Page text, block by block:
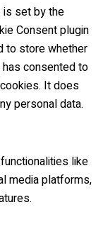
is set by the
Consent plugin
to store whether
consented to
It does
personal data.
like
media platforms,